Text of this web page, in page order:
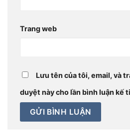
Trang web
Lưu tên của tôi, email, và
duyệt này cho lần bình luận kế